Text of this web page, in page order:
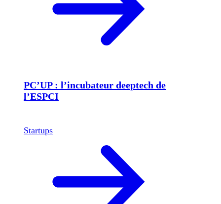
PC’UP : l’incubateur deeptech de
l’ESPCI
Startups